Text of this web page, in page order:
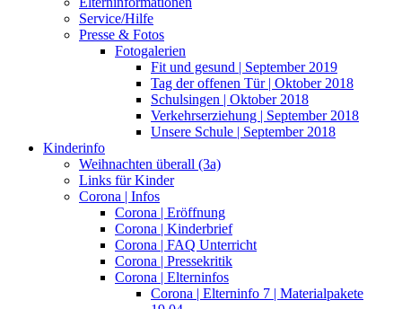
Service/Hilfe
Presse & Fotos
Fotogalerien
Fit und gesund | September 2019
Tag der offenen Tür | Oktober 2018
Schulsingen | Oktober 2018
Verkehrserziehung | September 2018
Unsere Schule | September 2018
Kinderinfo
Weihnachten überall (3a)
Links für Kinder
Corona | Infos
Corona | Eröffnung
Corona | Kinderbrief
Corona | FAQ Unterricht
Corona | Pressekritik
Corona | Elterninfos
Corona | Elterninfo 7 | Materialpakete